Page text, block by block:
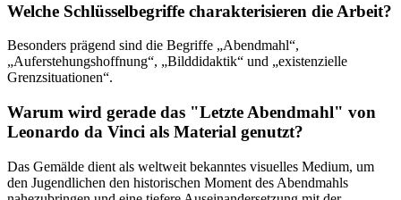
Welche Schlüsselbegriffe charakterisieren die Arbeit?
Besonders prägend sind die Begriffe „Abendmahl“,
„Auferstehungshoffnung“, „Bilddidaktik“ und „existenzielle
Grenzsituationen“.
Warum wird gerade das "Letzte Abendmahl" von
Leonardo da Vinci als Material genutzt?
Das Gemälde dient als weltweit bekanntes visuelles Medium, um
den Jugendlichen den historischen Moment des Abendmahls